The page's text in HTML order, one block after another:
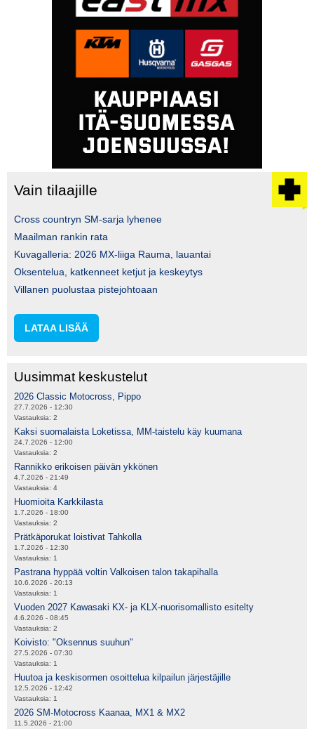
Vain tilaajille
Cross countryn SM-sarja lyhenee
Maailman rankin rata
Kuvagalleria: 2026 MX-liiga Rauma, lauantai
Oksentelua, katkenneet ketjut ja keskeytys
Villanen puolustaa pistejohtoaan
LATAA LISÄÄ
Uusimmat keskustelut
2026 Classic Motocross, Pippo
27.7.2026 - 12:30
Vastauksia: 2
Kaksi suomalaista Loketissa, MM-taistelu käy kuumana
24.7.2026 - 12:00
Vastauksia: 2
Rannikko erikoisen päivän ykkönen
4.7.2026 - 21:49
Vastauksia: 4
Huomioita Karkkilasta
1.7.2026 - 18:00
Vastauksia: 2
Prätkäporukat loistivat Tahkolla
1.7.2026 - 12:30
Vastauksia: 1
Pastrana hyppää voltin Valkoisen talon takapihalla
10.6.2026 - 20:13
Vastauksia: 1
Vuoden 2027 Kawasaki KX- ja KLX-nuorisomallisto esitelty
4.6.2026 - 08:45
Vastauksia: 2
Koivisto: "Oksennus suuhun"
27.5.2026 - 07:30
Vastauksia: 1
Huutoa ja keskisormen osoittelua kilpailun järjestäjille
12.5.2026 - 12:42
Vastauksia: 1
2026 SM-Motocross Kaanaa, MX1 & MX2
11.5.2026 - 21:00